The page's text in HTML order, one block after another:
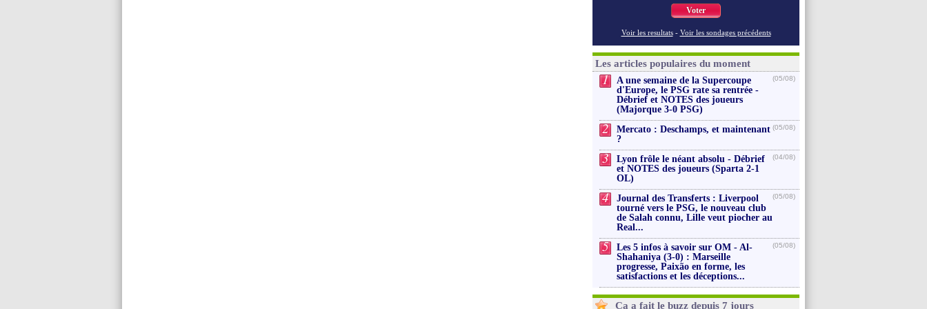
Voter
Voir les resultats - Voir les sondages précédents
Les articles populaires du moment
1
A une semaine de la Supercoupe
d'Europe, le PSG rate sa rentrée -
Débrief et NOTES des joueurs
(Majorque 3-0 PSG)
(05/08)
2
Mercato : Deschamps, et maintenant
?
(05/08)
3
Lyon frôle le néant absolu - Débrief
et NOTES des joueurs (Sparta 2-1
OL)
(04/08)
4
Journal des Transferts : Liverpool
tourné vers le PSG, le nouveau club
de Salah connu, Lille veut piocher au
Real...
(05/08)
5
Les 5 infos à savoir sur OM - Al-
Shahaniya (3-0) : Marseille
progresse, Paixão en forme, les
satisfactions et les déceptions...
(05/08)
Ça a fait le buzz depuis 7 jours